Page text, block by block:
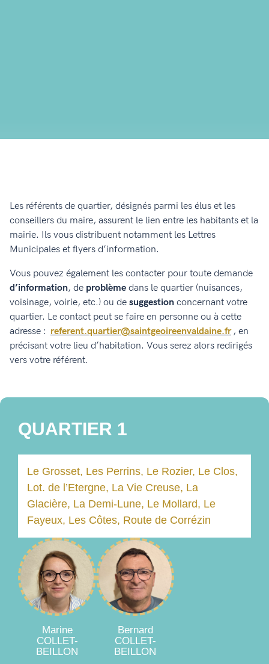
Les référents de quartier, désignés parmi les élus et les
conseillers du maire, assurent le lien entre les habitants et la
mairie. Ils vous distribuent notamment les Lettres
Municipales et flyers d’information.
Vous pouvez également les contacter pour toute demande
d’information, de problème dans le quartier (nuisances,
voisinage, voirie, etc.) ou de suggestion concernant votre
quartier. Le contact peut se faire en personne ou à cette
adresse : referent.quartier@saintgeoireenvaldaine.fr , en
précisant votre lieu d’habitation. Vous serez alors redirigés
vers votre référent.
QUARTIER 1
Le Grosset, Les Perrins, Le Rozier, Le Clos,
Lot. de l’Etergne, La Vie Creuse, La
Glacière, La Demi-Lune, Le Mollard, Le
Fayeux, Les Côtes, Route de Corrézin
Marine
COLLET-
BEILLON
Bernard
COLLET-
BEILLON